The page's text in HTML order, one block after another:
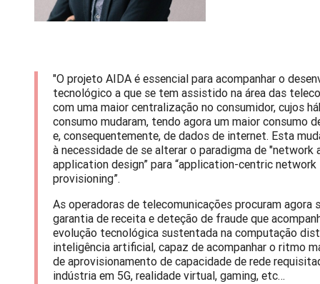
"O projeto AIDA é essencial para acompanhar o
tecnológico a que se tem assistido na área das
com uma maior centralização no consumidor, cujos
consumo mudaram, tendo agora um maior consumo
e, consequentemente, de dados de internet. Esta
à necessidade de se alterar o paradigma de "network
application design” para “application-centric network
provisioning”.
As operadoras de telecomunicações procuram agora
garantia de receita e deteção de fraude que
evolução tecnológica sustentada na computação
inteligência artificial, capaz de acompanhar o ritmo
de aprovisionamento de capacidade de rede
indústria em 5G, realidade virtual, gaming, etc…